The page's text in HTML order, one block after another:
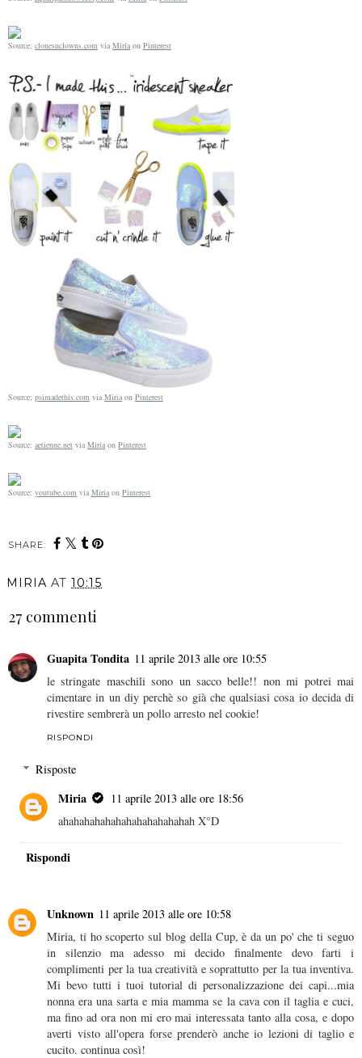
Source: clonesnclowns.com via Miria on Pinterest
Source: psimadethis.com via Miria on Pinterest
Source: aetienne.net via Miria on Pinterest
Source: youtube.com via Miria on Pinterest
SHARE:
MIRIA AT 10:15
27 commenti
Guapita Tondita 11 aprile 2013 alle ore 10:55
le stringate maschili sono un sacco belle!! non mi potrei mai
cimentare in un diy perchè so già che qualsiasi cosa io decida di
rivestire sembrerà un pollo arresto nel cookie!
RISPONDI
Risposte
Miria
11 aprile 2013 alle ore 18:56
ahahahahahahahahahahahahah X°D
Rispondi
Unknown 11 aprile 2013 alle ore 10:58
Miria, ti ho scoperto sul blog della Cup, è da un po' che ti seguo
in silenzio ma adesso mi decido finalmente devo farti i
complimenti per la tua creatività e soprattutto per la tua inventiva.
Mi bevo tutti i tuoi tutorial di personalizzazione dei capi...mia
nonna era una sarta e mia mamma se la cava con il taglia e cuci,
ma fino ad ora non mi ero mai interessata tanto alla cosa, e dopo
averti visto all'opera forse prenderò anche io lezioni di taglio e
cucito. continua così!